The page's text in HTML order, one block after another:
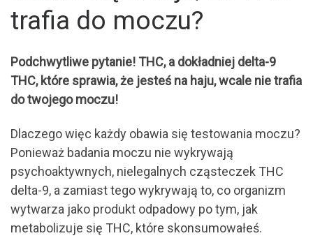
trafia do moczu?
Podchwytliwe pytanie! THC, a dokładniej delta-9
THC, które sprawia, że jesteś na haju, wcale nie trafia
do twojego moczu!
Dlaczego więc każdy obawia się testowania moczu?
Ponieważ badania moczu nie wykrywają
psychoaktywnych, nielegalnych cząsteczek THC
delta-9, a zamiast tego wykrywają to, co organizm
wytwarza jako produkt odpadowy po tym, jak
metabolizuje się THC, które skonsumowałeś.